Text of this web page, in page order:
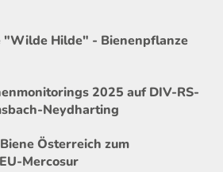
"Wilde Hilde" - Bienenpflanze
2025 auf DIV-RS-
Neydharting
Österreich zum
Mercosur